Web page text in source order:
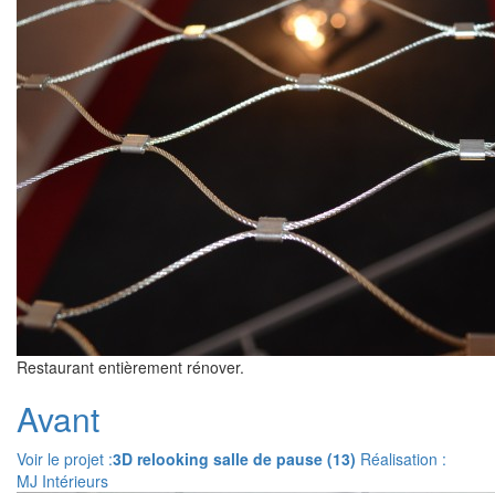
Restaurant entièrement rénover.
Avant
Voir le projet :3D relooking salle de pause (13) Réalisation :
MJ Intérieurs